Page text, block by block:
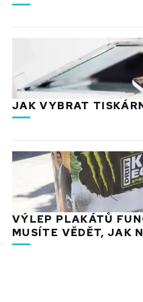
JAK VYBRAT
VÝLEP PLAKÁTŮ
MUSÍTE VĚDĚT, JAK